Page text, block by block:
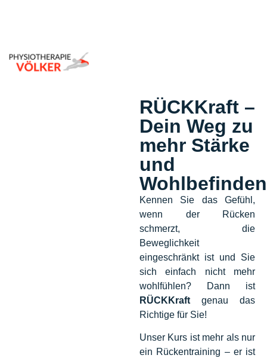
RÜCKKraft –
Dein Weg zu
mehr Stärke
und
Wohlbefinden
Kennen Sie das Gefühl,
wenn der Rücken
schmerzt, die
Beweglichkeit
eingeschränkt ist und Sie
sich einfach nicht mehr
wohlfühlen? Dann ist
RÜCKKraft genau das
Richtige für Sie!
Unser Kurs ist mehr als nur
ein Rückentraining – er ist